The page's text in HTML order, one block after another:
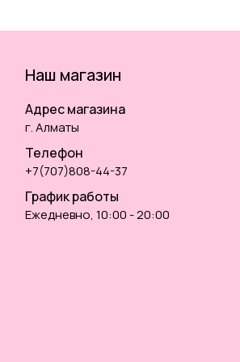
Наш магазин
Адрес магазина
г. Алматы
Телефон
+7(707)808-44-37
График работы
Ежедневно, 10:00 - 20:00